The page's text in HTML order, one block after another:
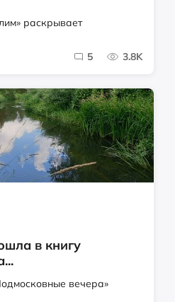
раскрывает
5 3.8K
в книгу
вечера»